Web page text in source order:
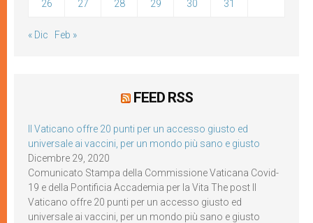
26 27 28 29 30 31
« Dic Feb »
FEED RSS
Il Vaticano offre 20 punti per un accesso giusto ed
universale ai vaccini, per un mondo più sano e giusto
Dicembre 29, 2020
Comunicato Stampa della Commissione Vaticana Covid-
19 e della Pontificia Accademia per la Vita The post Il
Vaticano offre 20 punti per un accesso giusto ed
universale ai vaccini, per un mondo più sano e giusto